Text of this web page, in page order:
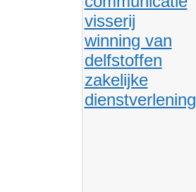
visserij
winning van
delfstoffen
zakelijke
dienstverlening